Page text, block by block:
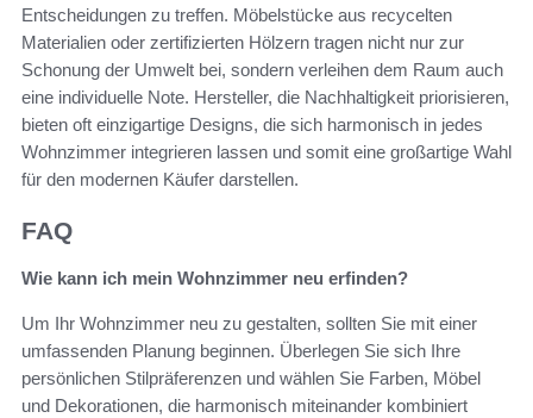
Entscheidungen zu treffen. Möbelstücke aus recycelten
Materialien oder zertifizierten Hölzern tragen nicht nur zur
Schonung der Umwelt bei, sondern verleihen dem Raum auch
eine individuelle Note. Hersteller, die Nachhaltigkeit priorisieren,
bieten oft einzigartige Designs, die sich harmonisch in jedes
Wohnzimmer integrieren lassen und somit eine großartige Wahl
für den modernen Käufer darstellen.
FAQ
Wie kann ich mein Wohnzimmer neu erfinden?
Um Ihr Wohnzimmer neu zu gestalten, sollten Sie mit einer
umfassenden Planung beginnen. Überlegen Sie sich Ihre
persönlichen Stilpräferenzen und wählen Sie Farben, Möbel
und Dekorationen, die harmonisch miteinander kombiniert